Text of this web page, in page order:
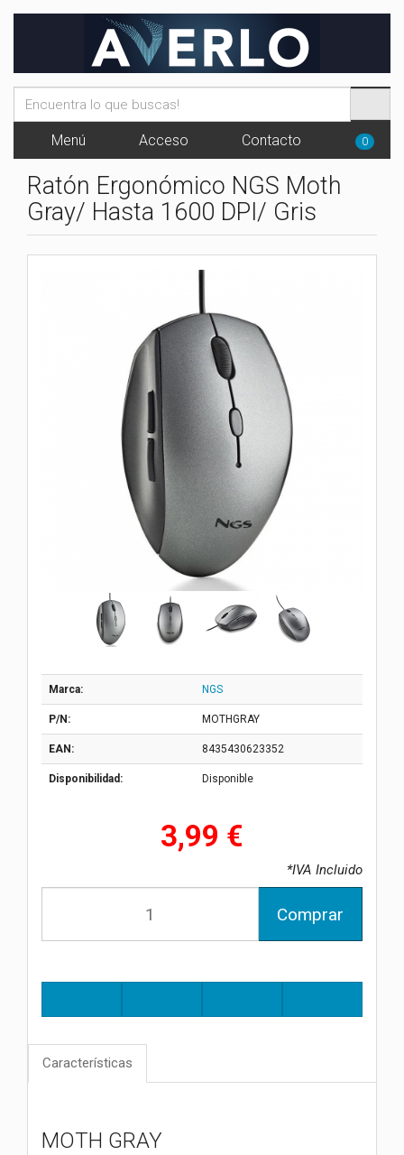
Menú Acceso Contacto 0
Ratón Ergonómico NGS Moth
Gray/ Hasta 1600 DPI/ Gris
Marca: NGS
P/N: MOTHGRAY
EAN: 8435430623352
Disponibilidad: Disponible
3,99 €
*IVA Incluido
Comprar
Características
MOTH GRAY